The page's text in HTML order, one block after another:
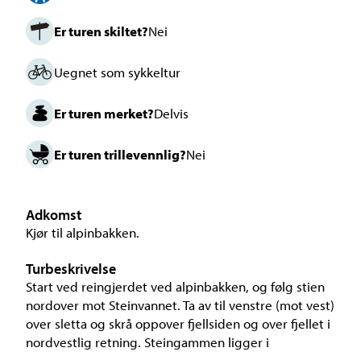
Er turen skiltet?Nei
Uegnet som sykkeltur
Er turen merket?Delvis
Er turen trillevennlig?Nei
Adkomst
Kjør til alpinbakken.
Turbeskrivelse
Start ved reingjerdet ved alpinbakken, og følg stien
nordover mot Steinvannet. Ta av til venstre (mot vest)
over sletta og skrå oppover fjellsiden og over fjellet i
nordvestlig retning. Steingammen ligger i